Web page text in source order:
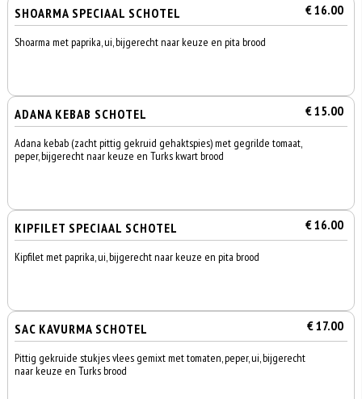
SHOARMA SPECIAAL SCHOTEL € 16.00
Shoarma met paprika, ui, bijgerecht naar keuze en pita brood
ADANA KEBAB SCHOTEL € 15.00
Adana kebab (zacht pittig gekruid gehaktspies) met gegrilde tomaat,
peper, bijgerecht naar keuze en Turks kwart brood
KIPFILET SPECIAAL SCHOTEL € 16.00
Kipfilet met paprika, ui, bijgerecht naar keuze en pita brood
SAC KAVURMA SCHOTEL € 17.00
Pittig gekruide stukjes vlees gemixt met tomaten, peper, ui, bijgerecht
naar keuze en Turks brood